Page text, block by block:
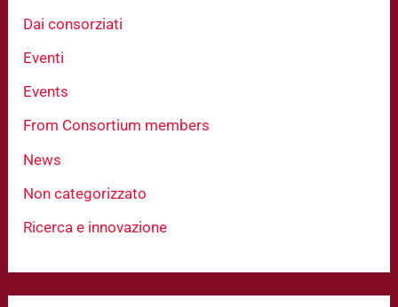
Dai consorziati
Eventi
Events
From Consortium members
News
Non categorizzato
Ricerca e innovazione